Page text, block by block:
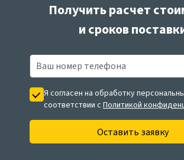
Получить расчет
и сроков
Я согласен на обработку
соответствии с Политикой
Оставить заявку